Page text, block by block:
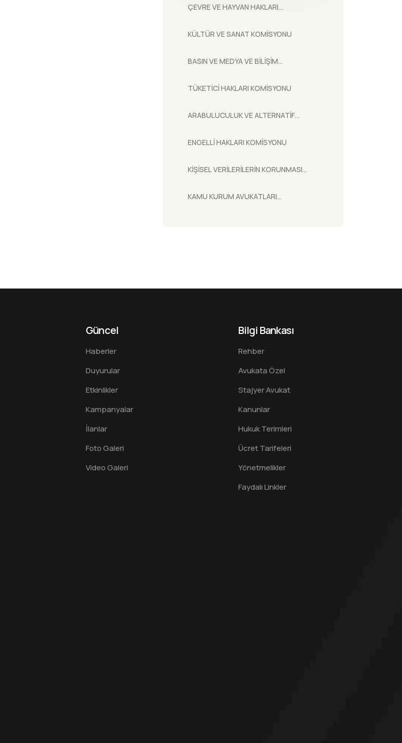
ÇEVRE VE HAYVAN HAKLARI
KÜLTÜR VE SANAT KOMİSYONU
BASIN VE MEDYA VE BİLİŞİM
TÜKETİCİ HAKLARI KOMİSYONU
ARABULUCULUK VE ALTERNATİF
ENGELLİ HAKLARI KOMİSYONU
KİŞİSEL VERİLERİLERİN KORUNMASI
KAMU KURUM AVUKATLARI
Güncel
Haberler
Duyurular
Etkinlikler
Kampanyalar
İlanlar
Foto Galeri
Video Galeri
Bilgi Bankası
Rehber
Avukata Özel
Stajyer Avukat
Kanunlar
Hukuk Terimleri
Ücret Tarifeleri
Yönetmelikler
Faydalı Linkler